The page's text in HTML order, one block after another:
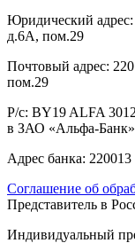
Юридический адрес:
д.6А, пом.29
Почтовый адрес:
пом.29
Р/с: BY19 ALFA
в ЗАО «Альфа-
Адрес банка:
Соглашение об
Представитель в
Индивидуальный